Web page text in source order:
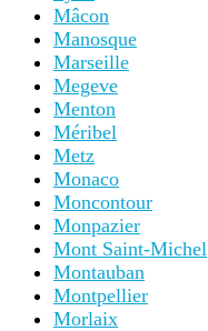
Mâcon
Manosque
Marseille
Megeve
Menton
Méribel
Metz
Monaco
Moncontour
Monpazier
Mont Saint-Michel
Montauban
Montpellier
Morlaix